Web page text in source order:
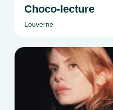
Choco-lecture
Louverne